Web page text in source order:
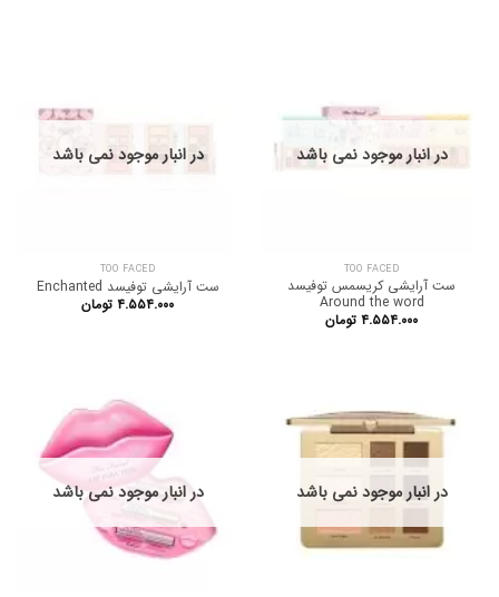
در انبار موجود نمی باشد
TOO FACED
ست آرایشی کریسمس توفیسد
Around the word
۴.۵۵۴.۰۰۰ تومان
در انبار موجود نمی باشد
TOO FACED
ست آرایشی توفیسد Enchanted
۴.۵۵۴.۰۰۰ تومان
در انبار موجود نمی باشد در انبار موجود نمی باشد